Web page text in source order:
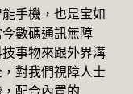
手機，也是宝如
數碼通訊無障
事物來跟外界溝
對我們視障人士